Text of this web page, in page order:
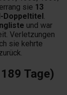
sie 13
Doppeltitel .
und war
Verletzungen
sie kehrte
Tage)